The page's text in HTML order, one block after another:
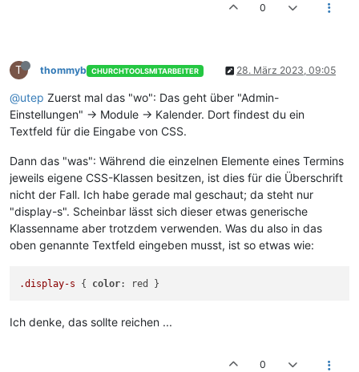
0
T thommyb CHURCHTOOLSMITARBEITER 28. März 2023, 09:05
@utep Zuerst mal das "wo": Das geht über "Admin-
Einstellungen" -> Module -> Kalender. Dort findest du ein
Textfeld für die Eingabe von CSS.
Dann das "was": Während die einzelnen Elemente eines Termins
jeweils eigene CSS-Klassen besitzen, ist dies für die Überschrift
nicht der Fall. Ich habe gerade mal geschaut; da steht nur
"display-s". Scheinbar lässt sich dieser etwas generische
Klassenname aber trotzdem verwenden. Was du also in das
oben genannte Textfeld eingeben musst, ist so etwas wie:
.display-s { color
Ich denke, das sollte reichen ...
0